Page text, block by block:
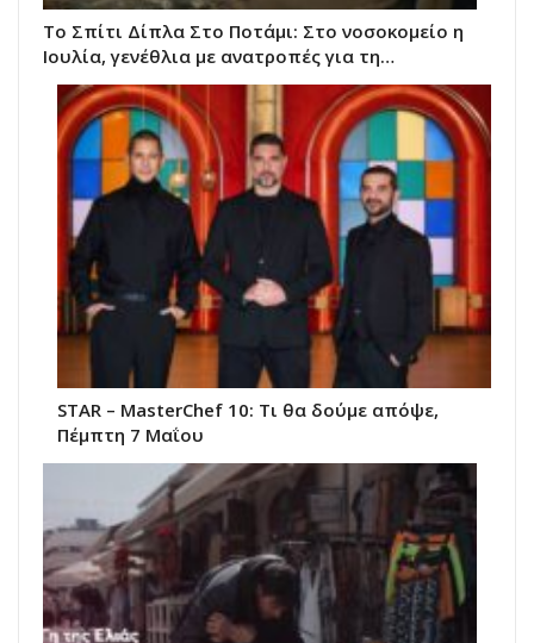
Το Σπίτι Δίπλα Στο Ποτάμι: Στο νοσοκομείο η
Ιουλία, γενέθλια με ανατροπές για τη…
STAR – MasterChef 10: Τι θα δούμε απόψε,
Πέμπτη 7 Μαΐου